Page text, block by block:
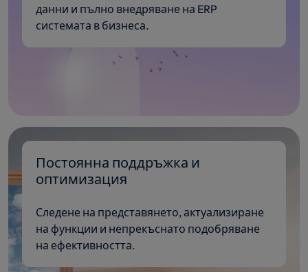
данни и пълно внедряване на ERP
системата в бизнеса.
Постоянна поддръжка и
оптимизация
Следене на представянето, актуализиране
на функции и непрекъснато подобряване
на ефективността.